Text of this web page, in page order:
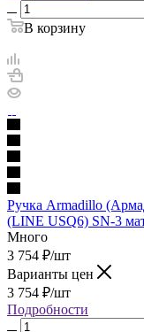
В корзину
Ручка Armadillo
(LINE USQ6) SN-3
Много
3 754 ₽/шт
Варианты цен
3 754 ₽/шт
Подробности